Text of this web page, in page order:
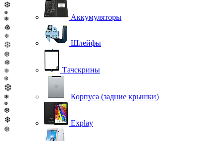
❆
❅
❅
❅
❄
❆
❆
❅
❅
❆
❆
❅
❅
❆
❄
❆
Аккумуляторы
Шлейфы
Тачскрины
Корпуса (задние крышки)
Explay